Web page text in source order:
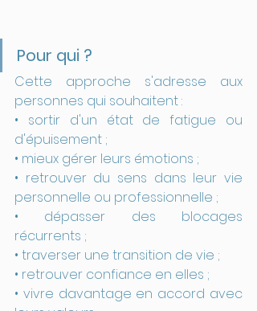
Pour qui ?
Cette approche s'adresse aux
personnes qui souhaitent :
• sortir d'un état de fatigue ou
d'épuisement ;
• mieux gérer leurs émotions ;
• retrouver du sens dans leur vie
personnelle ou professionnelle ;
• dépasser des blocages
récurrents ;
• traverser une transition de vie ;
• retrouver confiance en elles ;
• vivre davantage en accord avec